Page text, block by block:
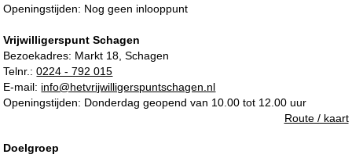
Openingstijden: Nog geen inlooppunt
Vrijwilligerspunt Schagen
Bezoekadres: Markt 18, Schagen
Telnr.:0224 - 792 015
E-mail: info@hetvrijwilligerspuntschagen.nl
Openingstijden: Donderdag geopend van 10.00 tot 12.00 uur
Route / kaart
Doelgroep